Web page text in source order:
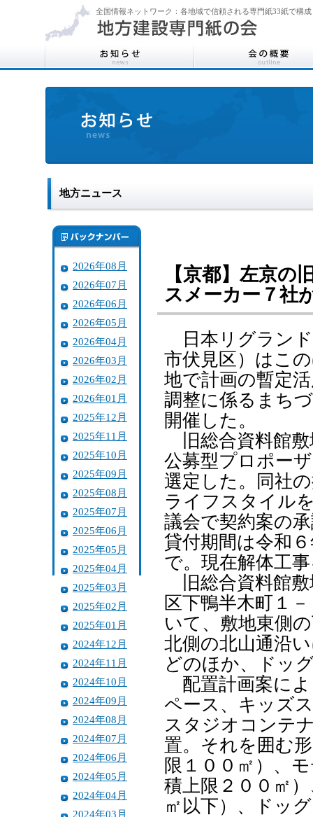
全国情報ネットワーク：各地域で信頼される専門紙33紙で構成
地方ニュース
2026年08月
2026年07月
2026年06月
2026年05月
2026年04月
2026年03月
2026年02月
2026年01月
2025年12月
2025年11月
2025年10月
2025年09月
2025年08月
2025年07月
2025年06月
2025年05月
2025年04月
2025年03月
2025年02月
2025年01月
2024年12月
2024年11月
2024年10月
2024年09月
2024年08月
2024年07月
2024年06月
2024年05月
2024年04月
2024年03月
【京都】左京
スメーカー７社
日本リグランド
市伏見区）はこ
地で計画の暫定
調整に係るまち
開催した。
旧総合資料館敷
公募型プロポー
選定した。同社
ライフスタイル
議会で契約案の
貸付期間は令和
で。現在解体工
旧総合資料館敷
区下鴨半木町１
いて、敷地東側
北側の北山通沿
どのほか、ドッ
配置計画案に
ペース、キッズ
スタジオコンテ
置。それを囲む
限１００㎡）、
積上限２００㎡
㎡以下）、ドッ